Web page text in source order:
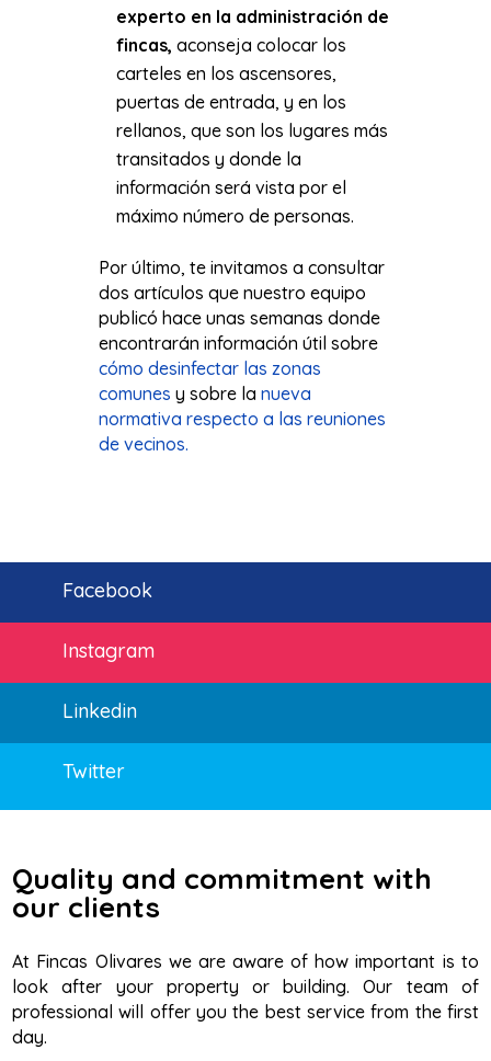
experto en la administración de
fincas, aconseja colocar los
carteles en los ascensores,
puertas de entrada, y en los
rellanos, que son los lugares más
transitados y donde la
información será vista por el
máximo número de personas.
Por último, te invitamos a consultar
dos artículos que nuestro equipo
publicó hace unas semanas donde
encontrarán información útil sobre
cómo desinfectar las zonas
comunes y sobre la nueva
normativa respecto a las reuniones
de vecinos.
Facebook
Instagram
Linkedin
Twitter
Quality and commitment with
our clients
At Fincas Olivares we are aware of how important is to
look after your property or building. Our team of
professional will offer you the best service from the first
day.